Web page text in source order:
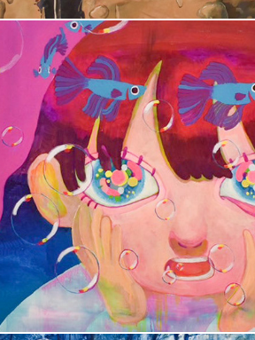
堀之内　彩七